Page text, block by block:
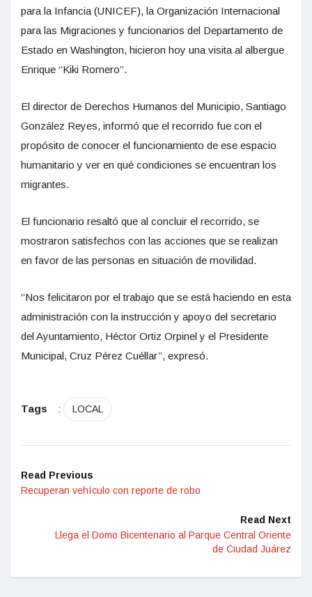
para la Infancia (UNICEF), la Organización Internacional
para las Migraciones y funcionarios del Departamento de
Estado en Washington, hicieron hoy una visita al albergue
Enrique ‘’Kiki Romero’’.
El director de Derechos Humanos del Municipio, Santiago
González Reyes, informó que el recorrido fue con el
propósito de conocer el funcionamiento de ese espacio
humanitario y ver en qué condiciones se encuentran los
migrantes.
El funcionario resaltó que al concluir el recorrido, se
mostraron satisfechos con las acciones que se realizan
en favor de las personas en situación de movilidad.
‘’Nos felicitaron por el trabajo que se está haciendo en esta
administración con la instrucción y apoyo del secretario
del Ayuntamiento, Héctor Ortiz Orpinel y el Presidente
Municipal, Cruz Pérez Cuéllar’’, expresó.
Tags : LOCAL
Read Previous
Recuperan vehículo con reporte de robo
Read Next
Llega el Domo Bicentenario al Parque Central Oriente
de Ciudad Juárez